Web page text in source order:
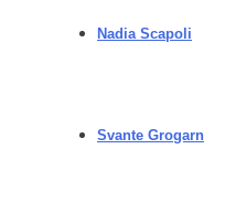
Nadia Scapoli
Svante Grogarn